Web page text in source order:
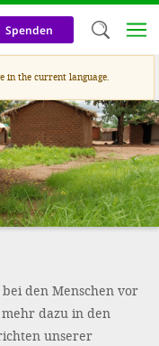
Spenden
in the current language.
den Menschen vor
dazu in den
unserer
We use
our
and
purposes.